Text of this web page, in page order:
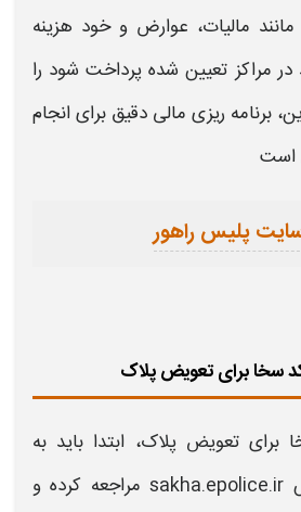
مالیات، عوارض و خود هزینه
در مراکز تعیین شده پرداخت شود را
برنامه‌ ریزی مالی دقیق برای انجام
است
پلیس راهور
سخا برای تعویض پلاک
برای تعویض پلاک، ابتدا باید به
sakha.epolice.ir مراجعه کرده و